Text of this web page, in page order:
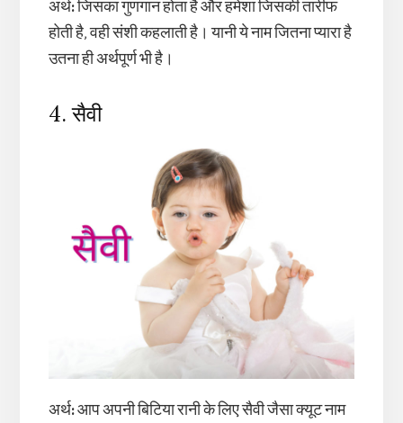
अर्थ:जिसका गुणगान होता है और हमेशा जिसकी तारीफ
होती है, वही संशी कहलाती है। यानी ये नाम जितना प्यारा है
उतना ही अर्थपूर्ण भी है।
4. सैवी
अर्थ:आप अपनी बिटिया रानी के लिए सैवी जैसा क्यूट नाम